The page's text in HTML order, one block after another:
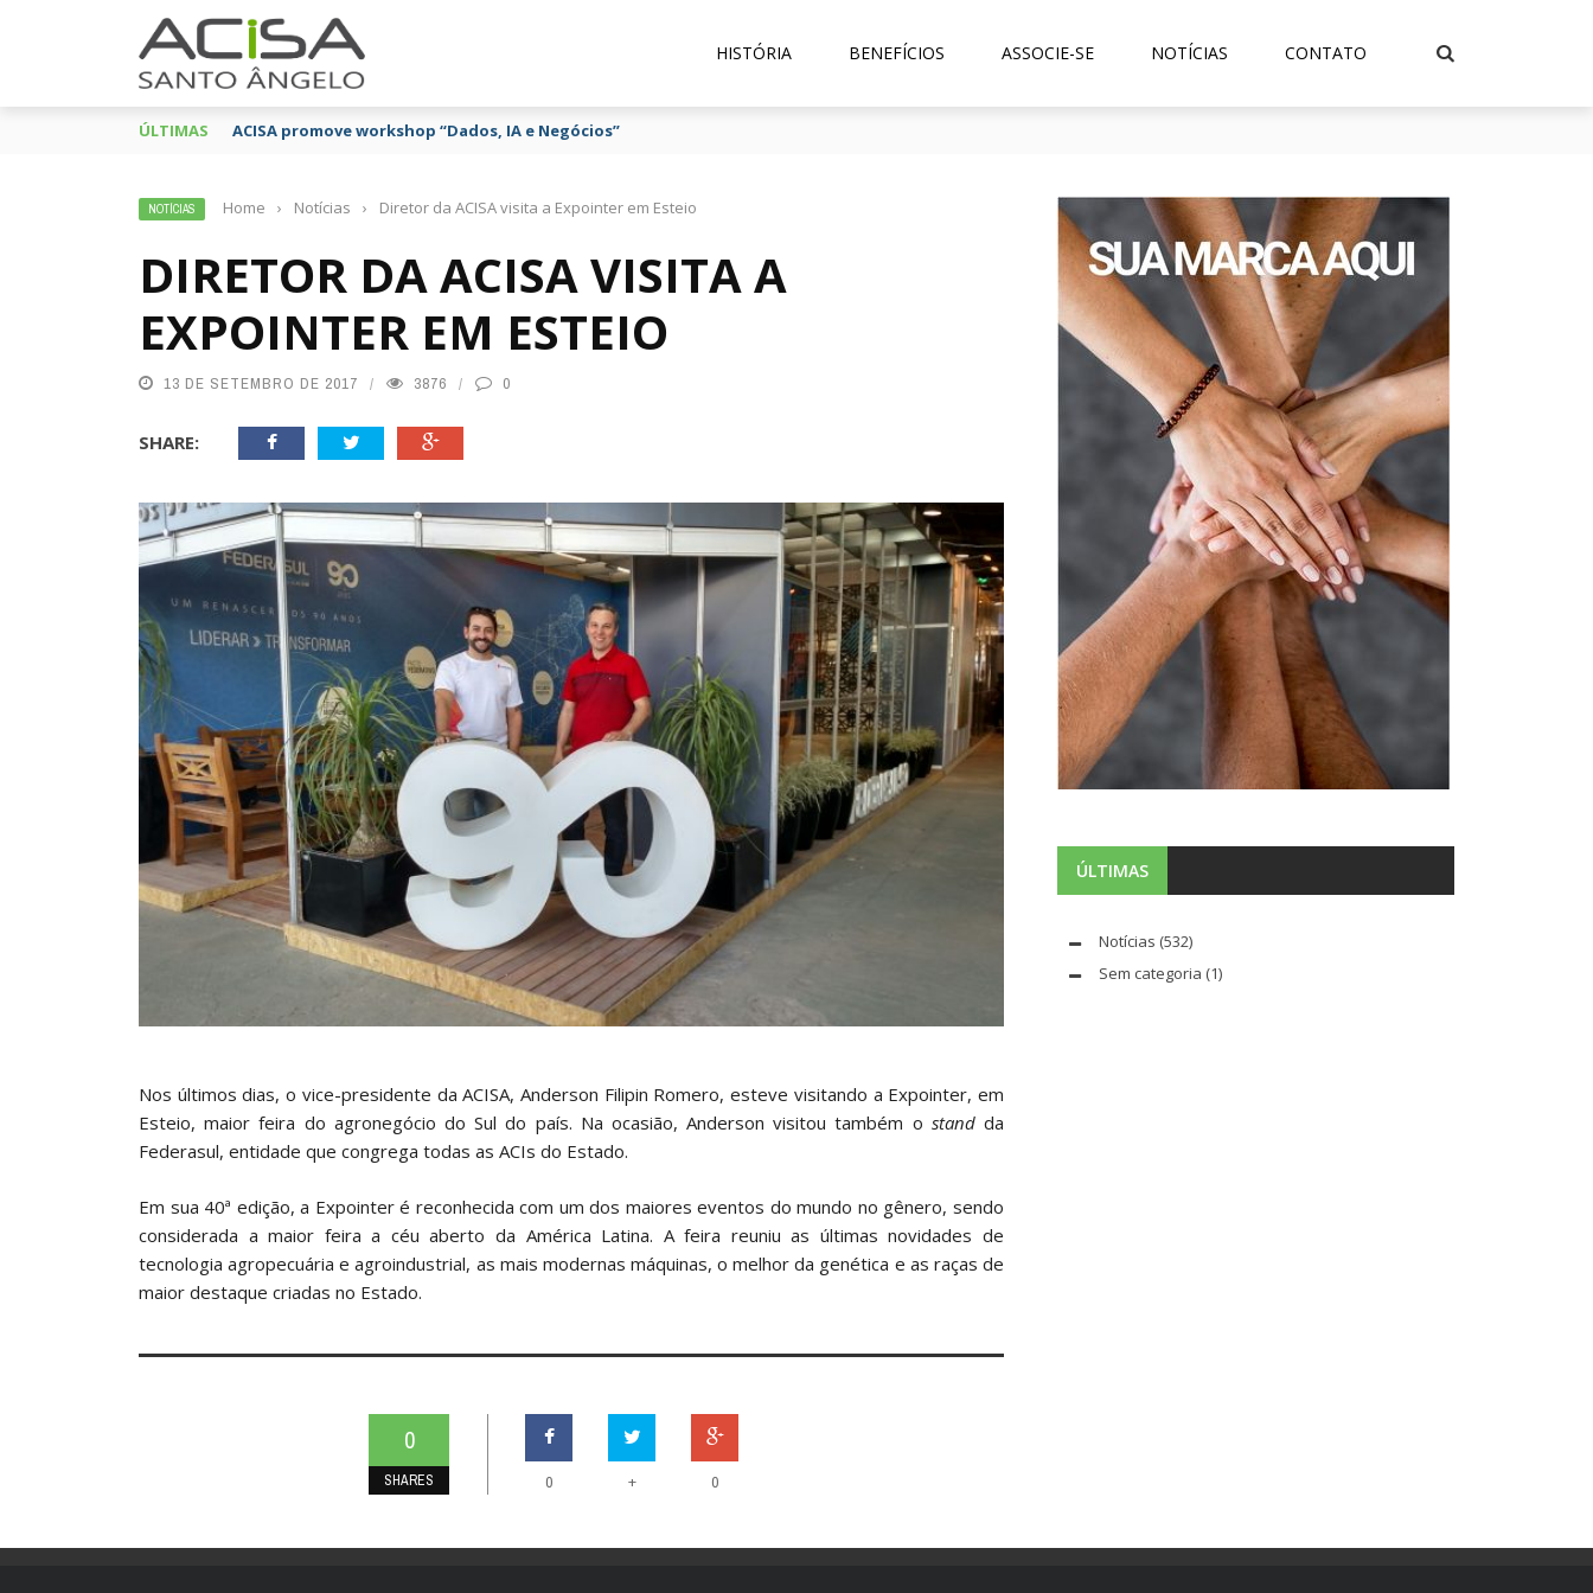
HISTÓRIA BENEFÍCIOS ASSOCIE-SE NOTÍCIAS CONTATO
ÚLTIMAS ACISA promove workshop “Dados, IA e Negócios”
NOTÍCIAS Home › Notícias › Diretor da ACISA visita a Expointer em Esteio
DIRETOR DA ACISA VISITA A
EXPOINTER EM ESTEIO
13 DE SETEMBRO DE 2017 3876 0
SHARE:
Nos últimos dias, o vice-presidente da ACISA, Anderson Filipin Romero, esteve visitando a Expointer, em
Esteio, maior feira do agronegócio do Sul do país. Na ocasião, Anderson visitou também o standda
Federasul, entidade que congrega todas as ACIs do Estado.
Em sua 40ª edição, a Expointer é reconhecida com um dos maiores eventos do mundo no gênero, sendo
considerada a maior feira a céu aberto da América Latina. A feira reuniu as últimas novidades de
tecnologia agropecuária e agroindustrial, as mais modernas máquinas, o melhor da genética e as raças de
maior destaque criadas no Estado.
0
SHARES 0 + 0
ÚLTIMAS
Notícias (532)
Sem categoria (1)